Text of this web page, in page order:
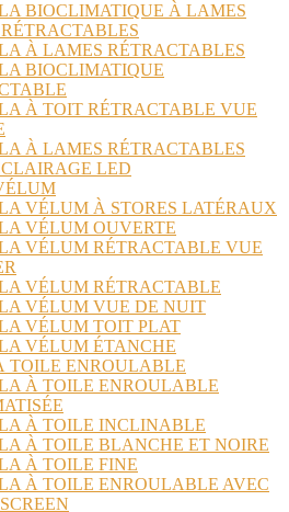
BIOCLIMATIQUE À LAMES
À LAMES RÉTRACTABLES
BIOCLIMATIQUE
À TOIT RÉTRACTABLE VUE
À LAMES RÉTRACTABLES
LED
VÉLUM À STORES LATÉRAUX
VÉLUM OUVERTE
VÉLUM RÉTRACTABLE VUE
VÉLUM RÉTRACTABLE
VÉLUM VUE DE NUIT
VÉLUM TOIT PLAT
VÉLUM ÉTANCHE
TOILE ENROULABLE
À TOILE ENROULABLE
À TOILE INCLINABLE
À TOILE BLANCHE ET NOIRE
À TOILE FINE
À TOILE ENROULABLE AVEC